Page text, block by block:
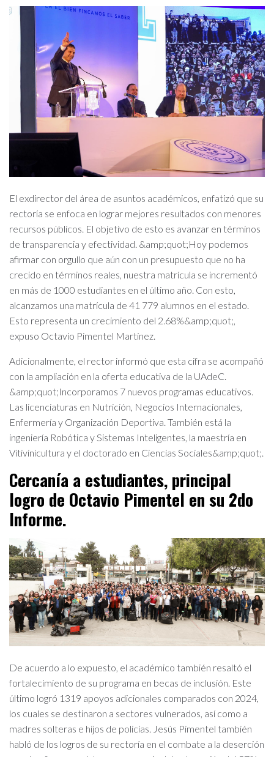
El exdirector del área de asuntos académicos, enfatizó que su
rectoría se enfoca en lograr mejores resultados con menores
recursos públicos. El objetivo de esto es avanzar en términos
de transparencia y efectividad. &amp;quot;Hoy podemos
afirmar con orgullo que aún con un presupuesto que no ha
crecido en términos reales, nuestra matrícula se incrementó
en más de 1000 estudiantes en el último año. Con esto,
alcanzamos una matrícula de 41 779 alumnos en el estado.
Esto representa un crecimiento del 2.68%&amp;quot;,
expuso Octavio Pimentel Martínez.
Adicionalmente, el rector informó que esta cifra se acompañó
con la ampliación en la oferta educativa de la UAdeC.
&amp;quot;Incorporamos 7 nuevos programas educativos.
Las licenciaturas en Nutrición, Negocios Internacionales,
Enfermería y Organización Deportiva. También está la
ingeniería Robótica y Sistemas Inteligentes, la maestría en
Vitivinicultura y el doctorado en Ciencias Sociales&amp;quot;.
Cercanía a estudiantes, principal
logro de Octavio Pimentel en su 2do
Informe.
De acuerdo a lo expuesto, el académico también resaltó el
fortalecimiento de su programa en becas de inclusión. Este
último logró 1319 apoyos adicionales comparados con 2024,
los cuales se destinaron a sectores vulnerados, así como a
madres solteras e hijos de policías. Jesús Pimentel también
habló de los logros de su rectoría en el combate a la deserción